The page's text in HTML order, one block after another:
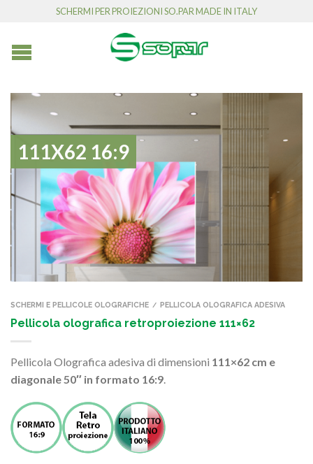
SCHERMI PER PROIEZIONI SO.PAR MADE IN ITALY
111X62 16:9
SCHERMI E PELLICOLE OLOGRAFICHE / PELLICOLA OLOGRAFICA ADESIVA
Pellicola olografica retroproiezione 111×62
Pellicola Olografica adesiva di dimensioni 111×62 cm e
diagonale 50″ in formato 16:9.